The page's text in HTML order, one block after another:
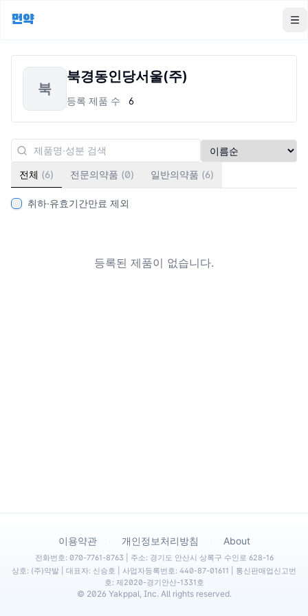
먼약
북
북경동인당서울(주)
등록 제품 수 6
전체 (6) 전문의약품 (0) 일반의약품 (6)
취하·유효기간만료 제외
등록된 제품이 없습니다.
이용약관 개인정보처리방침 About
전화번호: 070-7761-8763 | 주소: 경기도 안산시 상록구 수인로 628-16
상호: (주)약발 | 대표자: 신승호 | 사업자등록번호: 440-87-01611 | 통신판매업신고번
호: 제2020-경기안산-1331호
© 2026 Yakppal, Inc. All rights reserved.